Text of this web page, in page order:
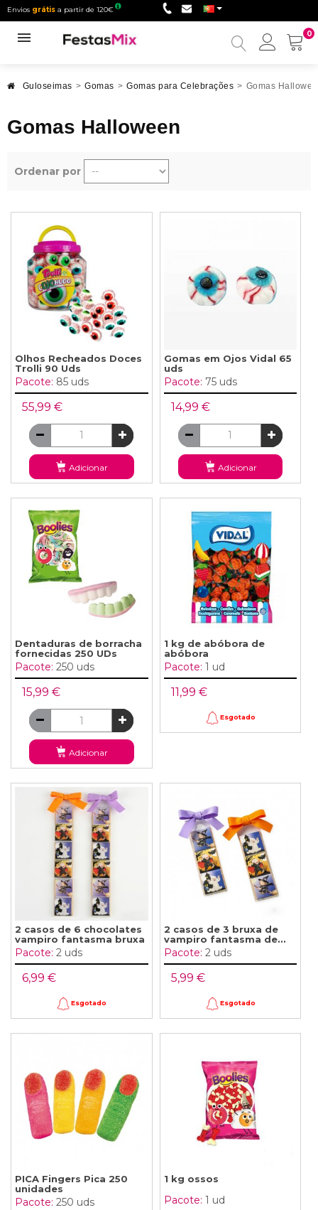
Envios grátis a partir de 120€
0
Minha
Guloseimas > Gomas > Gomas para Celebrações > Gomas
Gomas Halloween
Ordenar por
Olhos Recheados Doces
Trolli 90 Uds
Pacote: 85 uds
55,99 €
Adicionar
Gomas em Ojos Vidal 65
uds
Pacote: 75 uds
14,99 €
Adicionar
Dentaduras de borracha
fornecidas 250 UDs
Pacote: 250 uds
15,99 €
Adicionar
1 kg de abóbora de
abóbora
Pacote: 1 ud
11,99 €
Esgotado
2 casos de 6 chocolates
vampiro fantasma bruxa
Pacote: 2 uds
6,99 €
Esgotado
2 casos de 3 bruxa de
vampiro fantasma de...
Pacote: 2 uds
5,99 €
Esgotado
PICA Fingers Pica 250
unidades
Pacote: 250 uds
1 kg ossos
Pacote: 1 ud